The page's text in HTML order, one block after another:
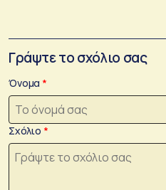
Γράψτε το σχόλιο σας
Όνομα
Σχόλιο